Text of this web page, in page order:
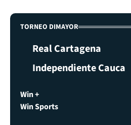
TORNEO DIMAYOR
Real Cartagena
Independiente Cauca
Win +
Win Sports